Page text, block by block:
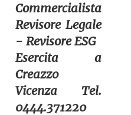
Commercialista
Revisore Legale
- Revisore ESG
Esercita a
Creazzo
Vicenza Tel.
0444.371220